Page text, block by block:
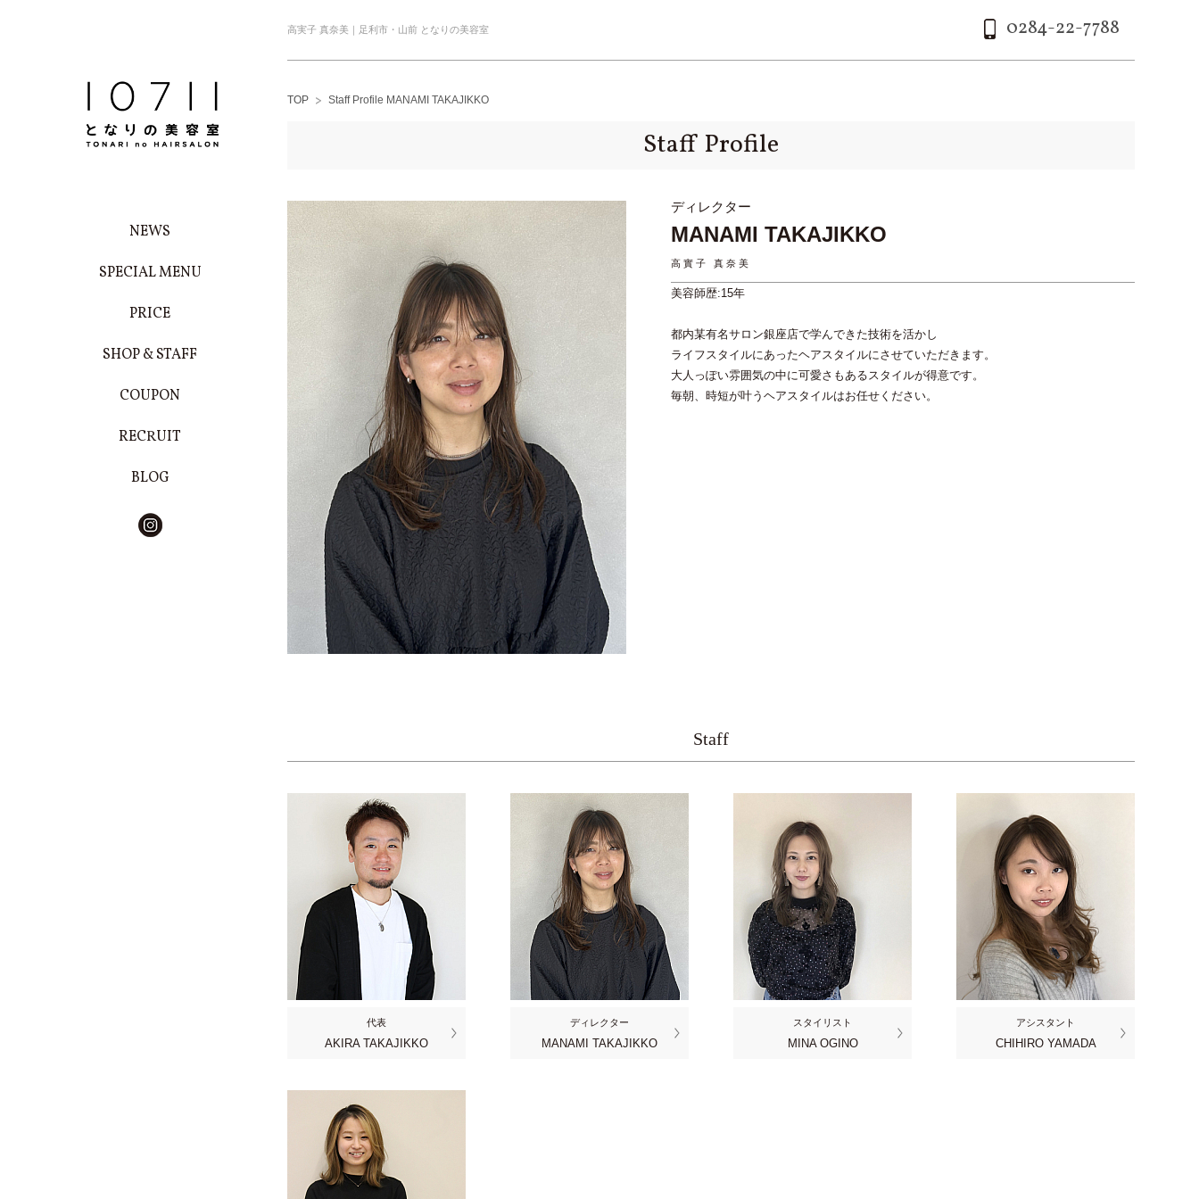
NEWS
SPECIAL MENU
PRICE
SHOP & STAFF
COUPON
RECRUIT
BLOG
高実子 真奈美｜足利市・山前 となりの美容室 0284-22-7788
TOP Staff Profile MANAMI TAKAJIKKO
Staff Profile
ディレクター
MANAMI TAKAJIKKO
高實子 真奈美
美容師歴:15年
都内某有名サロン銀座店で学んできた技術を活かし
ライフスタイルにあったヘアスタイルにさせていただきます。
大人っぽい雰囲気の中に可愛さもあるスタイルが得意です。
毎朝、時短が叶うヘアスタイルはお任せください。
Staff
代表
AKIRA TAKAJIKKO
ディレクター
MANAMI TAKAJIKKO
スタイリスト
MINA OGINO
アシスタント
CHIHIRO YAMADA